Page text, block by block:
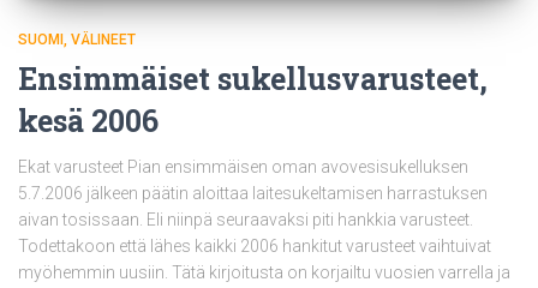
SUOMI VÄLINEET
Ensimmäiset sukellusvarusteet,
kesä 2006
Ekat varusteet Pian ensimmäisen oman avovesisukelluksen
5.7.2006 jälkeen päätin aloittaa laitesukeltamisen harrastuksen
aivan tosissaan. Eli niinpä seuraavaksi piti hankkia varusteet.
Todettakoon että lähes kaikki 2006 hankitut varusteet vaihtuivat
myöhemmin uusiin. Tätä kirjoitusta on korjailtu vuosien varrella ja